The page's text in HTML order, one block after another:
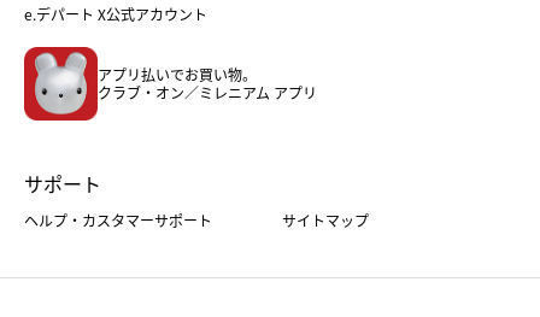
フード
ホーム・キッチン＆アート
e.デパート X公式アカウント
アプリ払いでお買い物。
クラブ・オン／ミレニアム アプリ
サポート
ヘルプ・カスタマーサポート サイトマップ